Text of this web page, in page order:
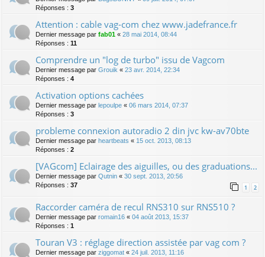
Réponses : 3
Attention : cable vag-com chez www.jadefrance.fr
Dernier message par fab01 « 28 mai 2014, 08:44
Réponses : 11
Comprendre un "log de turbo" issu de Vagcom
Dernier message par Grouik « 23 avr. 2014, 22:34
Réponses : 4
Activation options cachées
Dernier message par lepoulpe « 06 mars 2014, 07:37
Réponses : 3
probleme connexion autoradio 2 din jvc kw-av70bte
Dernier message par heartbeats « 15 oct. 2013, 08:13
Réponses : 2
[VAGcom] Eclairage des aiguilles, ou des graduations...
Dernier message par Qutnin « 30 sept. 2013, 20:56
Réponses : 37 1 2
Raccorder caméra de recul RNS310 sur RNS510 ?
Dernier message par romain16 « 04 août 2013, 15:37
Réponses : 1
Touran V3 : réglage direction assistée par vag com ?
Dernier message par ziggomat « 24 juil. 2013, 11:16